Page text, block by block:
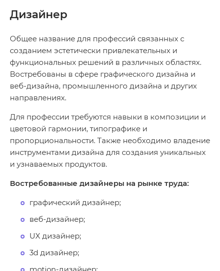
Дизайнер
Общее название для профессий связанных с
созданием эстетически привлекательных и
функциональных решений в различных областях.
Востребованы в сфере графического дизайна и
веб-дизайна, промышленного дизайна и других
направлениях.
Для профессии требуются навыки в композиции и
цветовой гармонии, типографике и
пропорциональности. Также необходимо владение
инструментами дизайна для создания уникальных
и узнаваемых продуктов.
Востребованные дизайнеры на рынке труда:
графический дизайнер;
веб-дизайнер;
UX дизайнер;
3d дизайнер;